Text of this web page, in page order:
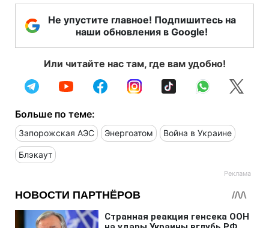
Не упустите главное! Подпишитесь на
наши обновления в Google!
Или читайте нас там, где вам удобно!
Больше по теме:
Запорожская АЭС Энергоатом Война в Украине
Блэкаут